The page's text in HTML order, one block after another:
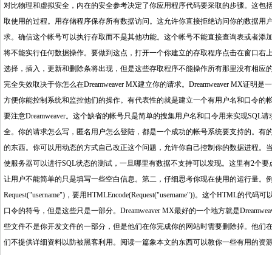
对比物理和虚拟安全，内在的安全参考决定了你应用程序代码要采取的步骤。这
取使用的过程。用存储程序保存所有数据访问。这允许你直接拒绝访问你的数据
求。确信这个帐号可以执行存取而不是其他功能。这个帐号不能直接查询表或者
将不能实行任何数据操作。要做到这点，打开一个你建立的存取程序点击在窗口
选择，插入，更新和删除条将出现，但是这些存取程序不能操作所有那里没有相
完全失效取决于你怎么在Dreamweaver MX建立你的请求。Dreamweaver MX证明
方便你能控制系统和监控他们的操作。有代表性的就是建立一个有用户名和口令
要注意Dreamweaver。这个缺省的帐号只是简单的搜集用户名和口令用来实现
全。你的请求怎么写，匿名用户怎么登陆，都是一个成功的帐号系统要支持的。有
的东西。你可以用动态的方式自己改正这个问题，允许你自己控制你的数据进程
使服务器可以进行SQL状态的测试，一旦哪里有数据不支持可以发现。这里有2个
让用户不能简单的只是填写一些空白信息。第二，仔细思考你现在使用的运行量
Request("username")，要用HTMLEncode(Request("username"))。这个HTML的代
口令的符号，但是这些只是一部分。Dreamweaver MX最好的一个地方就是
些文件不是你开发文件的一部分，但是他们在你完成你的网站时需要删除掉。他们
们不提供详细资料以防被黑客利用。阅读一篇象本文的东西可以教你一些有用的资